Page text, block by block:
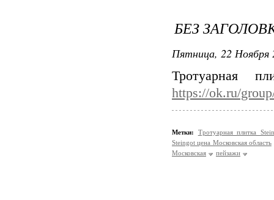
БЕЗ
Пятница, 22 Ноября
Тротуарная
https://ok.ru/
Метки:
Тротуарная плитка
Steingot цена Московская область
Московская
пейзажи